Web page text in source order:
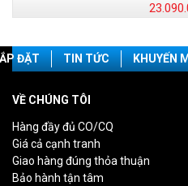
ĐẶT TIN TỨC KHUYẾN
VỀ CHÚNG TÔI
Hàng đầy đủ CO/CQ
Giá cả cạnh tranh
Giao hàng đúng thỏa thuận
Bảo hành tận tâm